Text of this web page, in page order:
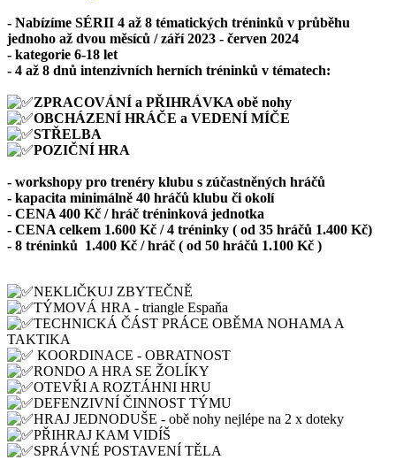
- Nabízíme SÉRII 4 až 8 tématických tréninků v průběhu
jednoho až dvou měsíců / září 2023 - červen 2024
- kategorie 6-18 let
- 4 až 8 dnů intenzivních herních tréninků v tématech:
ZPRACOVÁNÍ a PŘIHRÁVKA obě nohy
OBCHÁZENÍ HRÁČE a VEDENÍ MÍČE
STŘELBA
POZIČNÍ HRA
- workshopy pro trenéry klubu s zúčastněných hráčů
- kapacita minimálně 40 hráčů klubu či okolí
- CENA 400 Kč / hráč tréninková jednotka
- CENA celkem 1.600 Kč / 4 tréninky ( od 35 hráčů 1.400 Kč)
- 8 tréninků 1.400 Kč / hráč ( od 50 hráčů 1.100 Kč )
NEKLIČKUJ ZBYTEČNĚ
TÝMOVÁ HRA - triangle Espaňa
TECHNICKÁ ČÁST PRÁCE OBĚMA NOHAMA A
TAKTIKA
KOORDINACE - OBRATNOST
RONDO A HRA SE ŽOLÍKY
OTEVŘI A ROZTÁHNI HRU
DEFENZIVNÍ ČINNOST TÝMU
HRAJ JEDNODUŠE - obě nohy nejlépe na 2 x doteky
PŘIHRAJ KAM VIDÍŠ
SPRÁVNÉ POSTAVENÍ TĚLA